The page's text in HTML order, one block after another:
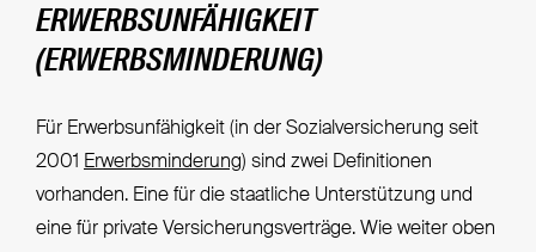
ERWERBSUNFÄHIGKEIT
(ERWERBSMINDERUNG)
Für Erwerbsunfähigkeit (in der Sozialversicherung seit
2001 Erwerbsminderung) sind zwei Definitionen
vorhanden. Eine für die staatliche Unterstützung und
eine für private Versicherungsverträge. Wie weiter oben